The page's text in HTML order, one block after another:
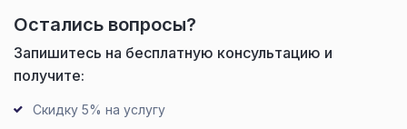
Остались вопросы?
Запишитесь на бесплатную консультацию и
получите:
Скидку 5% на услугу